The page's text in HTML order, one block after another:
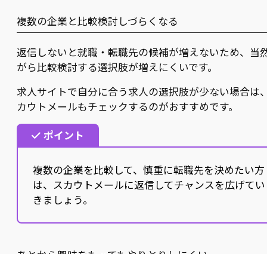
複数の企業と比較検討しづらくなる
返信しないと就職・転職先の候補が増えないため、当
がら比較検討する選択肢が増えにくいです。
求人サイトで自分に合う求人の選択肢が少ない場合は
カウトメールもチェックするのがおすすめです。
ポイント
複数の企業を比較して、慎重に転職先を決めたい方
は、スカウトメールに返信してチャンスを広げてい
きましょう。